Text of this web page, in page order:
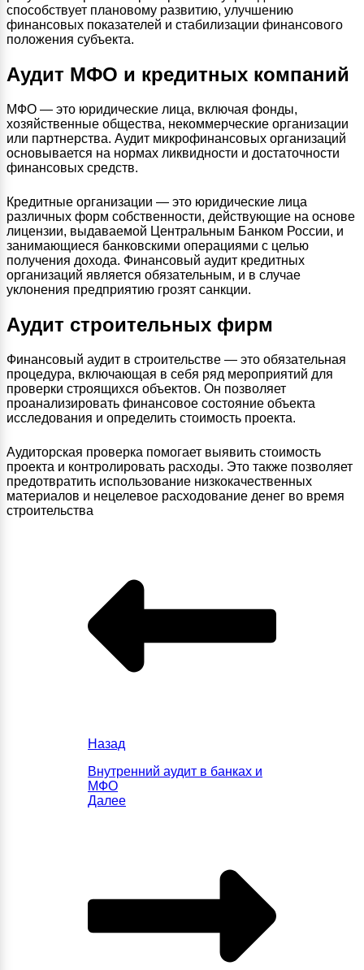
способствует плановому развитию, улучшению
финансовых показателей и стабилизации финансового
положения субъекта.
Аудит МФО и кредитных компаний
МФО — это юридические лица, включая фонды,
хозяйственные общества, некоммерческие организации
или партнерства. Аудит микрофинансовых организаций
основывается на нормах ликвидности и достаточности
финансовых средств.
Кредитные организации — это юридические лица
различных форм собственности, действующие на основе
лицензии, выдаваемой Центральным Банком России, и
занимающиеся банковскими операциями с целью
получения дохода. Финансовый аудит кредитных
организаций является обязательным, и в случае
уклонения предприятию грозят санкции.
Аудит строительных фирм
Финансовый аудит в строительстве — это обязательная
процедура, включающая в себя ряд мероприятий для
проверки строящихся объектов. Он позволяет
проанализировать финансовое состояние объекта
исследования и определить стоимость проекта.
Аудиторская проверка помогает выявить стоимость
проекта и контролировать расходы. Это также позволяет
предотвратить использование низкокачественных
материалов и нецелевое расходование денег во время
строительства
Назад
Внутренний аудит в банках и
МФО
Далее